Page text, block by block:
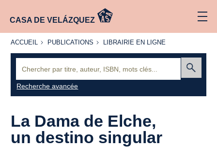
CASA DE VELÁZQUEZ
ACCUEIL
ACCUEIL PUBLICATIONS
PUBLICATIONS
LIBRAIRIE
LIBRAIRIE EN LIGNE
Recherche avancée
La Dama de Elche,
un destino singular